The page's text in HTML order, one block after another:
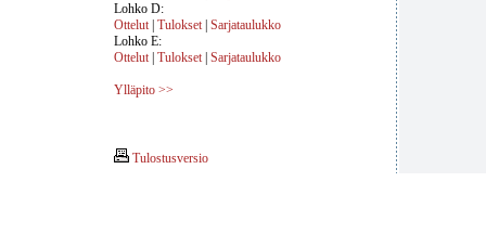
Lohko D:
Ottelut | Tulokset | Sarjataulukko
Lohko E:
Ottelut | Tulokset | Sarjataulukko
Ylläpito >>
Tulostusversio